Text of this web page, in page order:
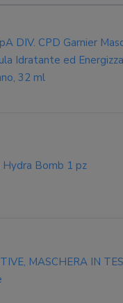
DIV. CPD Garnier
Idratante ed
32 ml
Hydra Bomb 1 pz
MASCHERA IN